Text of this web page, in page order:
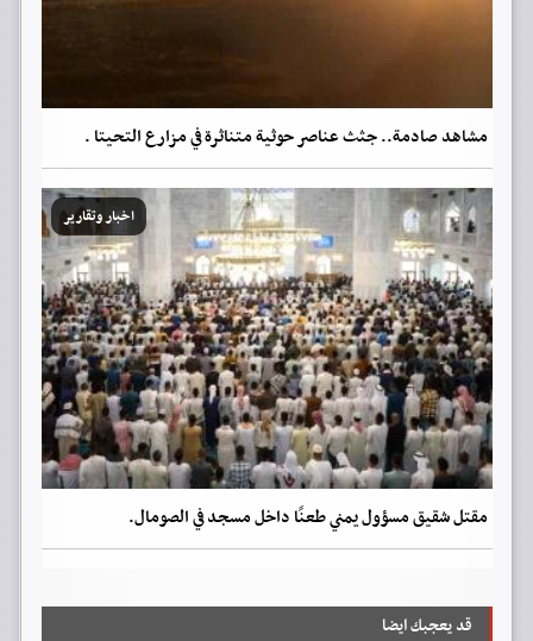
مشاهد صادمة.. جثث عناصر حوثية متناثرة في مزارع التحيتا .
اخبار وتقارير
مقتل شقيق مسؤول يمني طعنًا داخل مسجد في الصومال.
قد يعجبك ايضا